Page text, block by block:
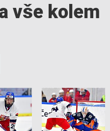
vše kolem